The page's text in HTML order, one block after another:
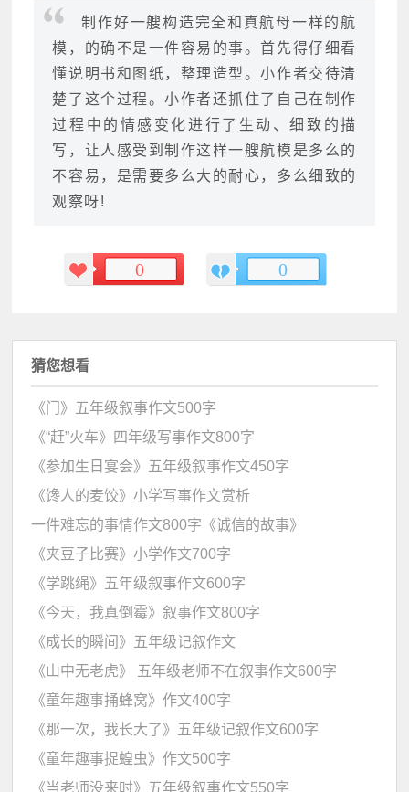
制作好一艘构造完全和真航母一样的航
模，的确不是一件容易的事。首先得仔细看
懂说明书和图纸，整理造型。小作者交待清
楚了这个过程。小作者还抓住了自己在制作
过程中的情感变化进行了生动、细致的描
写，让人感受到制作这样一艘航模是多么的
不容易，是需要多么大的耐心，多么细致的
观察呀!
0 0
猜您想看
《门》五年级叙事作文500字
《“赶”火车》四年级写事作文800字
《参加生日宴会》五年级叙事作文450字
《馋人的麦饺》小学写事作文赏析
一件难忘的事情作文800字《诚信的故事》
《夹豆子比赛》小学作文700字
《学跳绳》五年级叙事作文600字
《今天，我真倒霉》叙事作文800字
《成长的瞬间》五年级记叙作文
《山中无老虎》 五年级老师不在叙事作文600字
《童年趣事捅蜂窝》作文400字
《那一次，我长大了》五年级记叙作文600字
《童年趣事捉蝗虫》作文500字
《当老师没来时》五年级叙事作文550字